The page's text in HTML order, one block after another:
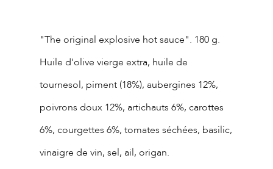
"The original explosive hot sauce". 180 g.
Huile d'olive vierge extra, huile de
tournesol, piment (18%), aubergines 12%,
poivrons doux 12%, artichauts 6%, carottes
6%, courgettes 6%, tomates séchées, basilic,
vinaigre de vin, sel, ail, origan.